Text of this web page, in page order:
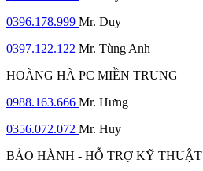
0396.178.999 Mr. Duy
0397.122.122 Mr. Tùng Anh
HOÀNG HÀ PC MIỀN TRUNG
0988.163.666 Mr. Hưng
0356.072.072 Mr. Huy
BẢO HÀNH - HỖ TRỢ KỸ THUẬT